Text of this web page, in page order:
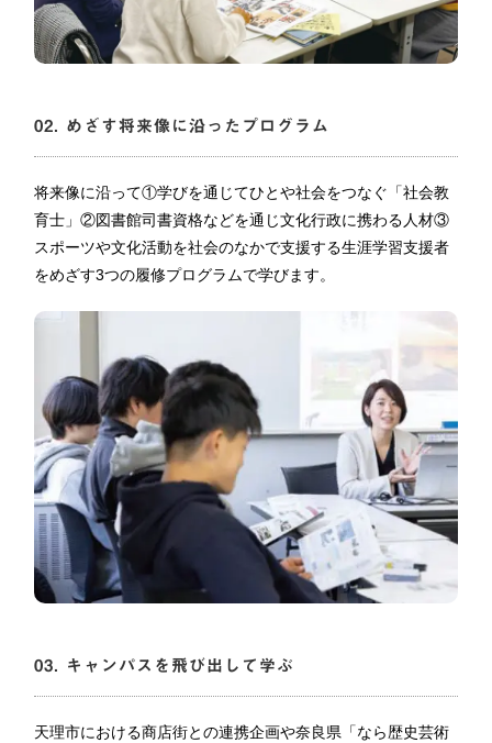
02. めざす将来像に沿ったプログラム
将来像に沿って①学びを通じてひとや社会をつなぐ「社会教
育士」②図書館司書資格などを通じ文化行政に携わる人材③
スポーツや文化活動を社会のなかで支援する生涯学習支援者
をめざす3つの履修プログラムで学びます。
03. キャンパスを飛び出して学ぶ
天理市における商店街との連携企画や奈良県「なら歴史芸術